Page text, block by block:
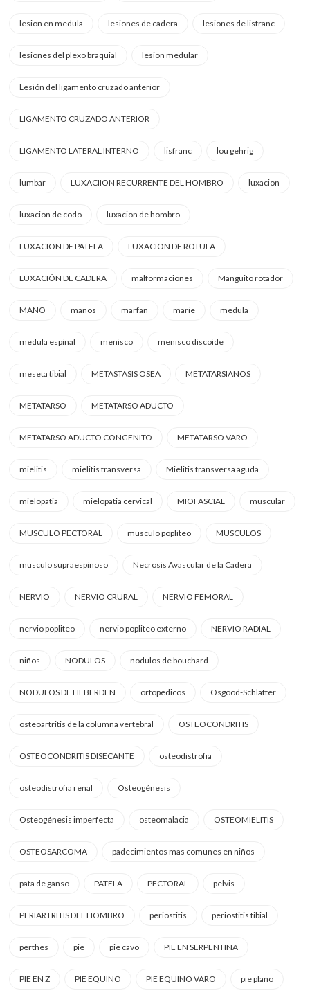
lesion en medula lesiones de cadera lesiones de lisfranc
lesiones del plexo braquial lesion medular
Lesión del ligamento cruzado anterior
LIGAMENTO CRUZADO ANTERIOR
LIGAMENTO LATERAL INTERNO lisfranc lou gehrig
lumbar LUXACIION RECURRENTE DEL HOMBRO luxacion
luxacion de codo luxacion de hombro
LUXACION DE PATELA LUXACION DE ROTULA
LUXACIÓN DE CADERA malformaciones Manguito rotador
MANO manos marfan marie medula
medula espinal menisco menisco discoide
meseta tibial METASTASIS OSEA METATARSIANOS
METATARSO METATARSO ADUCTO
METATARSO ADUCTO CONGENITO METATARSO VARO
mielitis mielitis transversa Mielitis transversa aguda
mielopatia mielopatia cervical MIOFASCIAL muscular
MUSCULO PECTORAL musculo popliteo MUSCULOS
musculo supraespinoso Necrosis Avascular de la Cadera
NERVIO NERVIO CRURAL NERVIO FEMORAL
nervio popliteo nervio popliteo externo NERVIO RADIAL
niños NODULOS nodulos de bouchard
NODULOS DE HEBERDEN ortopedicos Osgood-Schlatter
osteoartritis de la columna vertebral OSTEOCONDRITIS
OSTEOCONDRITIS DISECANTE osteodistrofia
osteodistrofia renal Osteogénesis
Osteogénesis imperfecta osteomalacia OSTEOMIELITIS
OSTEOSARCOMA padecimientos mas comunes en niños
pata de ganso PATELA PECTORAL pelvis
PERIARTRITIS DEL HOMBRO periostitis periostitis tibial
perthes pie pie cavo PIE EN SERPENTINA
PIE EN Z PIE EQUINO PIE EQUINO VARO pie plano